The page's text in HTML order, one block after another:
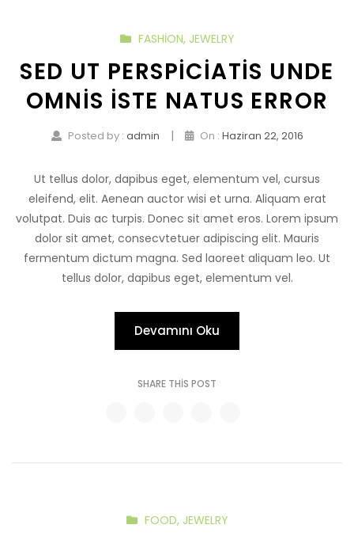
FASHION, JEWELRY
SED UT PERSPICIATIS UNDE
OMNIS ISTE NATUS ERROR
Posted by : admin | On : Haziran 22, 2016
Ut tellus dolor, dapibus eget, elementum vel, cursus
eleifend, elit. Aenean auctor wisi et urna. Aliquam erat
volutpat. Duis ac turpis. Donec sit amet eros. Lorem ipsum
dolor sit amet, consecvtetuer adipiscing elit. Mauris
fermentum dictum magna. Sed laoreet aliquam leo. Ut
tellus dolor, dapibus eget, elementum vel.
Devamını Oku
SHARE THIS POST
FOOD, JEWELRY